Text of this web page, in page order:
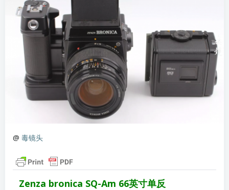
@ 毒镜头
Zenza bronica SQ-Am 66英寸单反